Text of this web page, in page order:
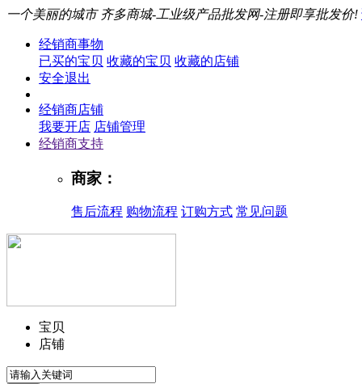
一个美丽的城市 齐多商城-工业级产品批发网-注册即享批发价!
经销商事物
已买的宝贝 收藏的宝贝 收藏的店铺
安全退出
经销商店铺
我要开店 店铺管理
经销商支持
商家：
售后流程 购物流程 订购方式 常见问题
宝贝
店铺